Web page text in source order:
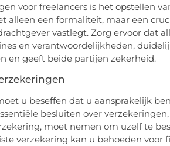
voor freelancers is het opstellen
alleen een formaliteit, maar een
vastlegt. Zorg ervoor dat
en verantwoordelijkheden,
en geeft beide partijen zekerheid.
u beseffen dat u aansprakelijk
besluiten over verzekeringen,
moet nemen om uzelf te
verzekering kan u behoeden voor